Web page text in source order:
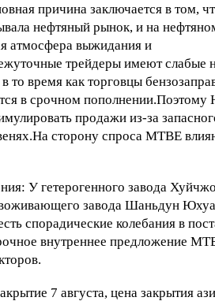
причина заключается в том,
нефтяный рынок, и на
атмосфера выжидания и
трейдеры имеют слабые
то время как торговцы
в срочном
продажи из-за
сторону спроса MTBE
У гетерогенного завода
завода Шаньдун
спорадические колебания в
внутреннее предложение
7 августа, цена закрытия